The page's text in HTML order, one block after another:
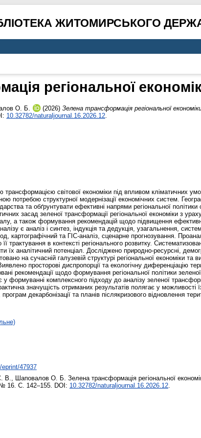
ЖИТОМИРСЬКОГО
регіональної
О. Б. (2026) Зелена трансформація регіональної
10.32782/naturaljournal.16.2026.12.
трансформацією світової економіки під впливом кліматичних
потребою структурної модернізації економічних систем.
та обґрунтувати ефективні напрями регіональної
засад зеленої трансформації регіональної економіки з
а також формування рекомендацій щодо підвищення
є аналіз і синтез, індукція та дедукція, узагальнення,
картографічний та ГІС-аналіз, сценарне прогнозування.
трактування в контексті регіонального розвитку.
їх аналітичний потенціал. Досліджено природно-ресурсні,
на сучасній галузевій структурі регіональної економіки
просторові диспропорції та екологічну диференціацію
рекомендації щодо формування регіональної політики
у формуванні комплексного підходу до аналізу зеленої
значущість отриманих результатів полягає у можливості
декарбонізації та планів післякризового відновлення
47937
В. Шаповалов О. Б. Зелена трансформація регіональної
16. С. 142–155. DOI: 10.32782/naturaljournal.16.2026.12